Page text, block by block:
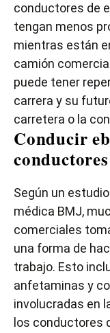
conductores de
tengan menos
mientras están
camión
puede tener
carrera y su
carretera o la
Conducir
Según un
médica BMJ,
comerciales
una forma de
trabajo. Esto
anfetaminas y
involucradas en
los conductores